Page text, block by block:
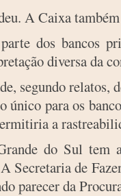
A Caixa
dos bancos
diversa da
segundo relatos,
único para os
a
do Sul tem
Secretaria de
parecer da